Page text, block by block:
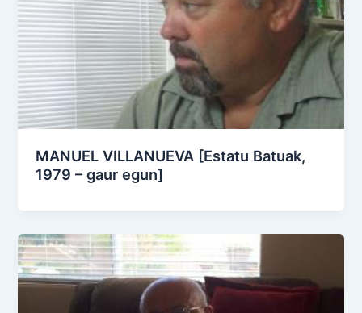
MANUEL VILLANUEVA [Estatu Batuak,
1979 – gaur egun]